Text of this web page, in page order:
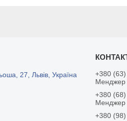
27, Львів, Україна
+380
Менджер
+380
Менджер
+380